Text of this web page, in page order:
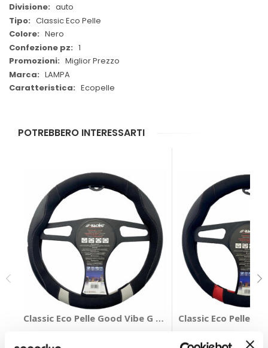
auto
Classic Eco Pelle
Nero
1
Miglior Prezzo
LAMPA
Ecopelle
POTREBBERO INTERESSARTI
Classic Eco Pelle Good Vibe G - SIMONI RACING
Classic Eco Pelle
SIMONI RACING